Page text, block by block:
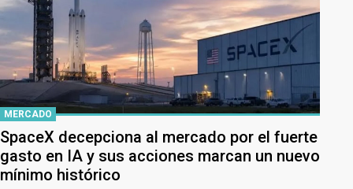
MERCADO
SpaceX decepciona al mercado por el fuerte
gasto en IA y sus acciones marcan un nuevo
mínimo histórico